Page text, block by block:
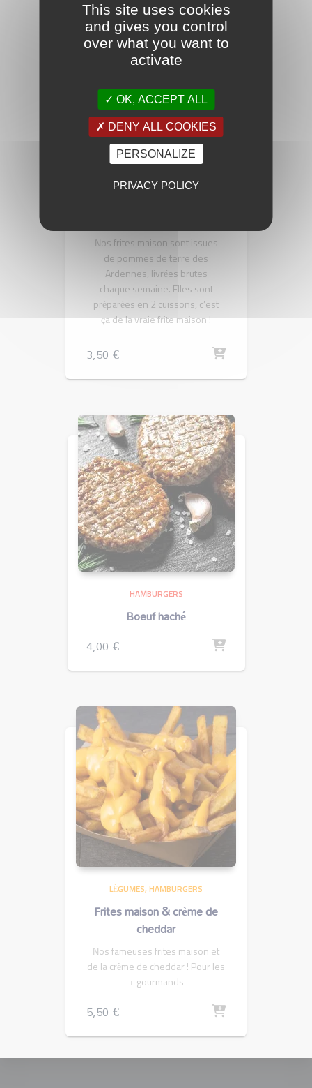
LÉGUMES HAMBURGERS
Nos frites maison sont issues
de pommes de terre des
Ardennes, livrées brutes
chaque semaine. Elles sont
préparées en 2 cuissons, c’est
ça de la vraie frite maison !
3,50 €
HAMBURGERS
Boeuf haché
4,00 €
LÉGUMES HAMBURGERS
Frites maison & crème de
cheddar
Nos fameuses frites maison et
de la crème de cheddar ! Pour les
+ gourmands
5,50 €
This site uses cookies
and gives you control
over what you want to
activate
OK, ACCEPT ALL
DENY ALL COOKIES
PERSONALIZE
PRIVACY POLICY